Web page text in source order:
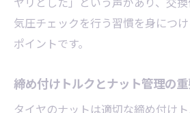
気圧チェックを行う習慣を身につ
ポイントです。
締め付けトルクとナット管理の
タイヤのナットは適切な締め付け